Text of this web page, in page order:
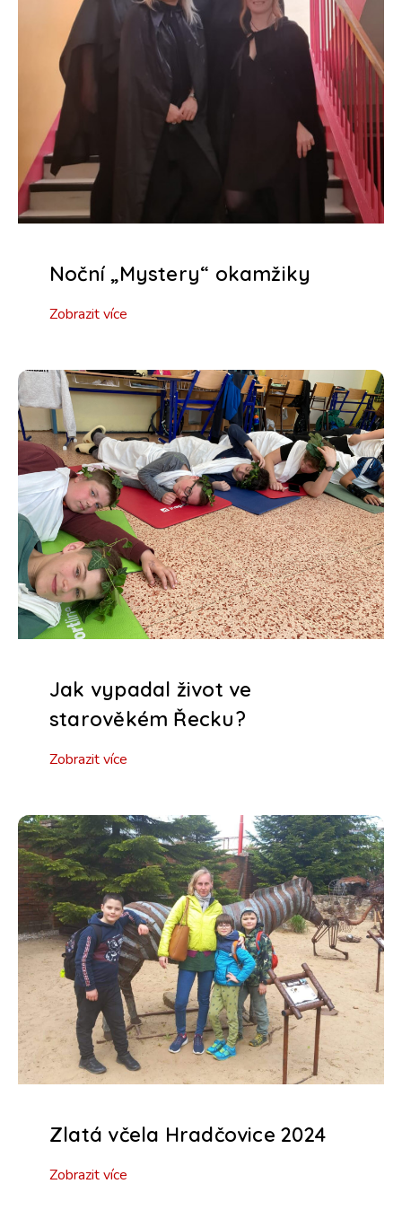
Noční „Mystery“ okamžiky
Zobrazit více
Jak vypadal život ve
starověkém Řecku?
Zobrazit více
Zlatá včela Hradčovice 2024
Zobrazit více